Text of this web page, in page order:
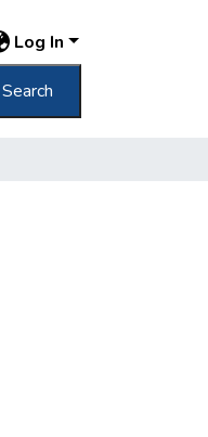
Log In
Search